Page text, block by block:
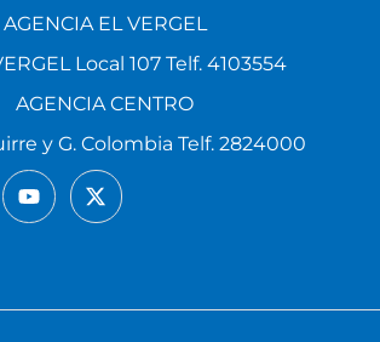
AGENCIA EL VERGEL
Local 107 Telf. 4103554
AGENCIA CENTRO
y G. Colombia Telf. 2824000